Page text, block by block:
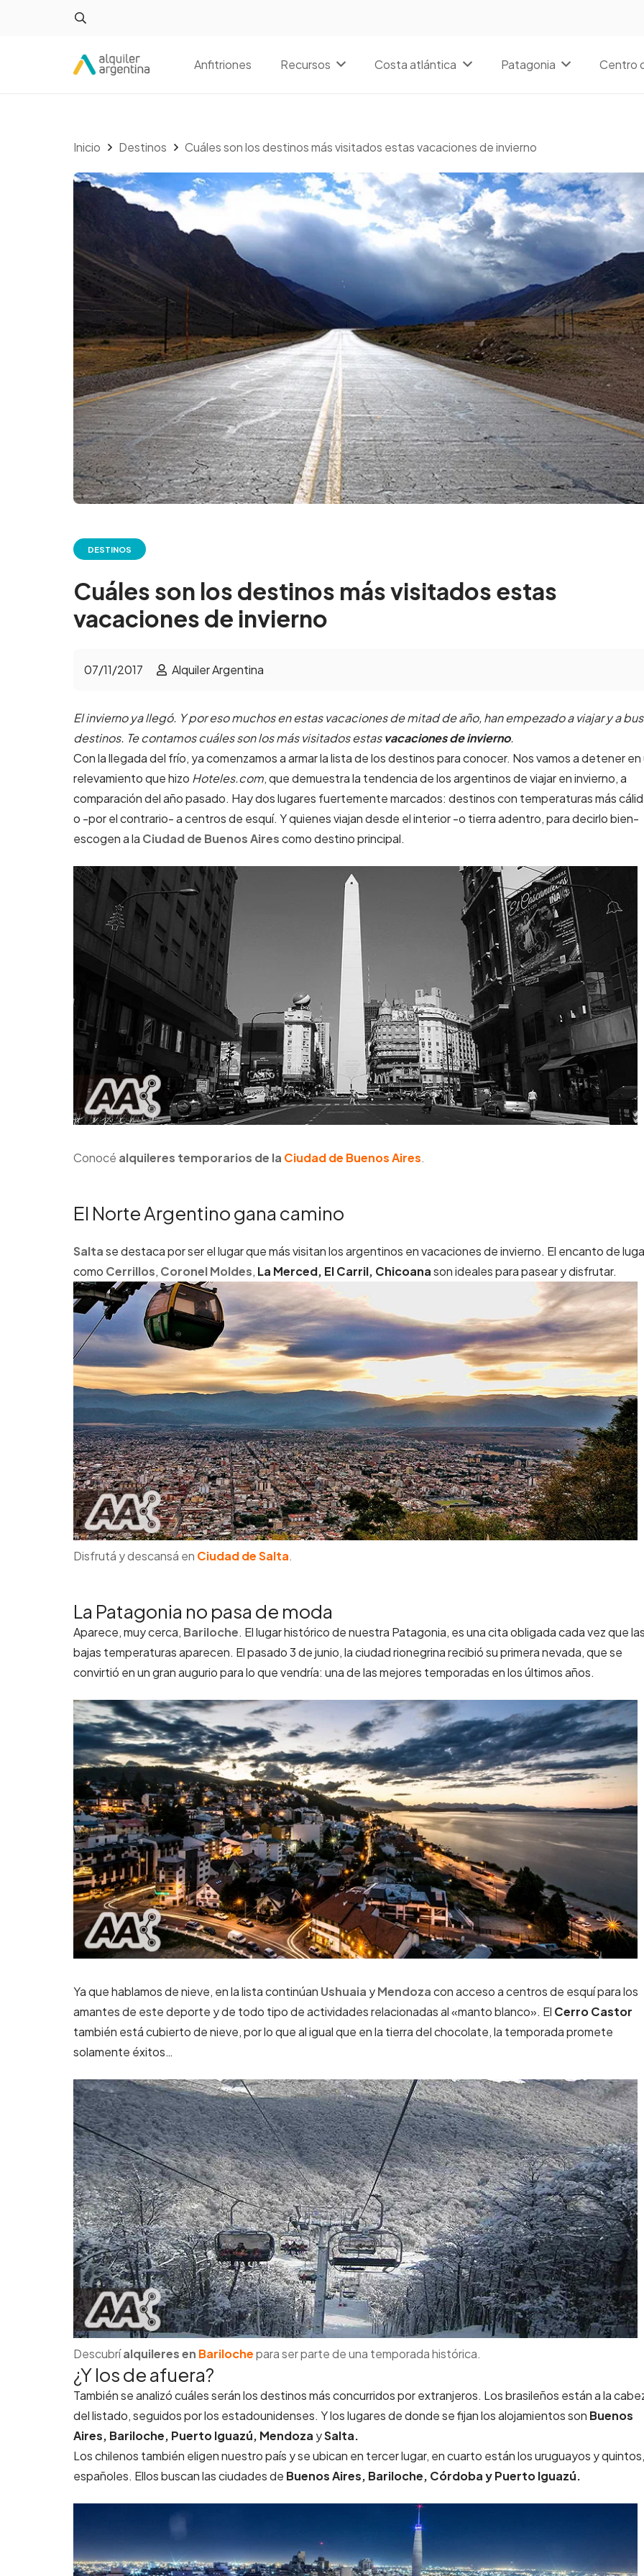
Anfitriones Recursos Costa atlántica Patagonia Centro
Inicio Destinos Cuáles son los destinos más visitados estas vacaciones de invierno
DESTINOS
Cuáles son los destinos más visitados estas
vacaciones de invierno
07/11/2017 Alquiler Argentina
El invierno ya llegó. Y por eso muchos en estas vacaciones de mitad de año, han empezado a viajar y a
destinos. Te contamos cuáles son los más visitados estasvacaciones de invierno.
Con la llegada del frío, ya comenzamos a armar la lista de los destinos para conocer. Nos vamos a detener en
relevamiento que hizo Hoteles.com, que demuestra la tendencia de los argentinos de viajar en invierno, a
comparación del año pasado. Hay dos lugares fuertemente marcados: destinos con temperaturas más
o -por el contrario- a centros de esquí. Y quienes viajan desde el interior -o tierra adentro, para decirlo bien-
escogen a la Ciudad de Buenos Airescomo destino principal.
Conocé alquileres temporarios de la Ciudad de Buenos Aires.
El Norte Argentino gana camino
Saltase destaca por ser el lugar que más visitan los argentinos en vacaciones de invierno. El encanto de
como Cerrillos, Coronel Moldes, La Merced, El Carril, Chicoanason ideales para pasear y disfrutar.
Disfrutá y descansá en Ciudad de Salta.
La Patagonia no pasa de moda
Aparece, muy cerca, Bariloche. El lugar histórico de nuestra Patagonia, es una cita obligada cada vez que
bajas temperaturas aparecen. El pasado 3 de junio, la ciudad rionegrina recibió su primera nevada, que se
convirtió en un gran augurio para lo que vendría: una de las mejores temporadas en los últimos años.
Ya que hablamos de nieve, en la lista continúan Ushuaia yMendozacon acceso a centros de esquí para los
amantes de este deporte y de todo tipo de actividades relacionadas al «manto blanco». El Cerro Castor
también está cubierto de nieve, por lo que al igual que en la tierra del chocolate, la temporada promete
solamente éxitos…
Descubríalquileres en Barilochepara ser parte de una temporada histórica.
¿Y los de afuera?
También se analizó cuáles serán los destinos más concurridos por extranjeros. Los brasileños están a la
del listado, seguidos por los estadounidenses. Y los lugares de donde se fijan los alojamientos son Buenos
Aires, Bariloche, Puerto Iguazú, Mendoza ySalta.
Los chilenos también eligen nuestro país y se ubican en tercer lugar, en cuarto están los uruguayos y
españoles. Ellos buscan las ciudades de Buenos Aires, Bariloche, Córdoba y Puerto Iguazú.